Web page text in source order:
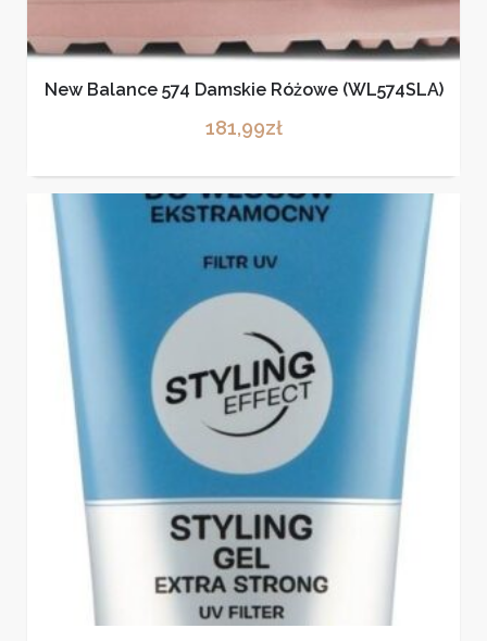
New Balance 574 Damskie Różowe (WL574SLA)
181,99zł